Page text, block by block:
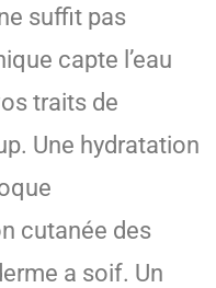
suffit pas
capte l’eau
traits de
Une hydratation
cutanée des
a soif. Un